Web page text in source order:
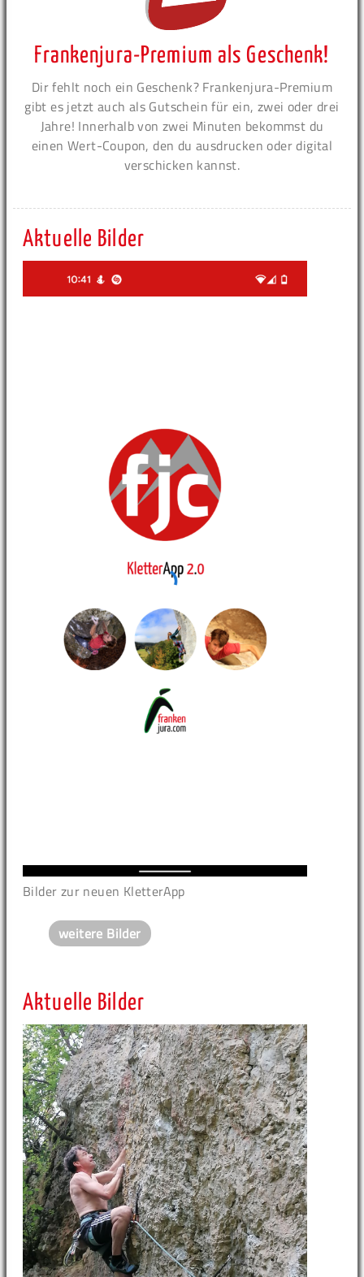
Frankenjura-Premium als Geschenk!
Dir fehlt noch ein Geschenk? Frankenjura-Premium
gibt es jetzt auch als Gutschein für ein, zwei oder drei
Jahre! Innerhalb von zwei Minuten bekommst du
einen Wert-Coupon, den du ausdrucken oder digital
verschicken kannst.
Aktuelle Bilder
Bilder zur neuen KletterApp
weitere Bilder
Aktuelle Bilder